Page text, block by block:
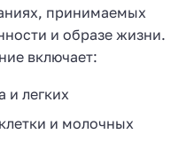
принимаемых
и образе жизни.
включает:
и легких
и молочных